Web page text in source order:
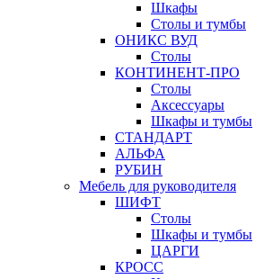
Шкафы
Столы и тумбы
ОНИКС ВУД
Столы
КОНТИНЕНТ-ПРО
Столы
Аксессуары
Шкафы и тумбы
СТАНДАРТ
АЛЬФА
РУБИН
Мебель для руководителя
ШИФТ
Столы
Шкафы и тумбы
ЦАРГИ
КРОСС